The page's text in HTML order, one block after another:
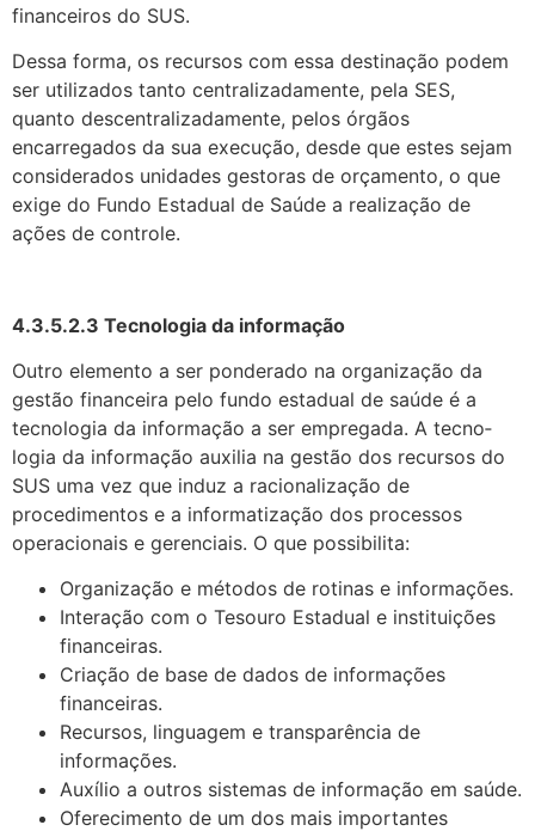
financeiros do SUS.
Dessa forma, os recursos com essa destinação podem
ser utilizados tanto centralizadamente, pela SES,
quanto descentralizadamente, pelos órgãos
encarregados da sua execução, desde que estes sejam
considerados unidades gestoras de orça­mento, o que
exige do Fundo Estadual de Saúde a realização de
ações de controle.
4.3.5.2.3 Tecnologia da informação
Outro elemento a ser ponderado na organização da
gestão financeira pelo fundo estadual de saúde é a
tecnologia da informação a ser empregada. A tecno­
logia da informação auxilia na gestão dos recursos do
SUS uma vez que induz a racionalização de
procedimentos e a informatização dos processos
operacionais e gerenciais. O que possibilita:
Organização e métodos de rotinas e informações.
Interação com o Tesouro Estadual e instituições
financeiras.
Criação de base de dados de informações
financeiras.
Recursos, linguagem e transparência de
informações.
Auxílio a outros sistemas de informação em saúde.
Oferecimento de um dos mais importantes